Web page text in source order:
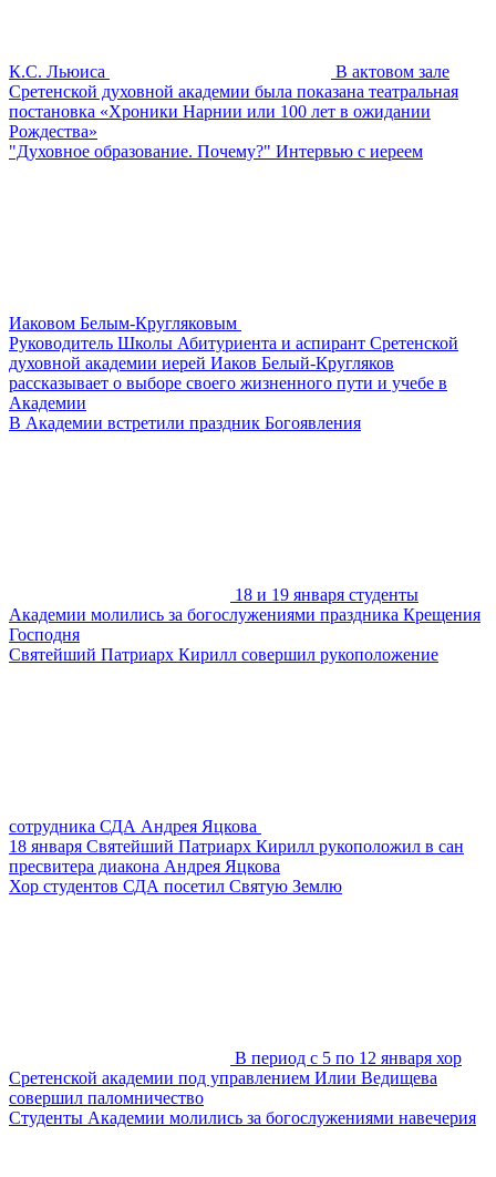
К.С. Льюиса
В актовом зале
Сретенской духовной академии была показана театральная
постановка «Хроники Нарнии или 100 лет в ожидании
Рождества»
"Духовное образование. Почему?" Интервью с иереем
Иаковом Белым-Кругляковым
Руководитель Школы Абитуриента и аспирант Сретенской
духовной академии иерей Иаков Белый-Кругляков
рассказывает о выборе своего жизненного пути и учебе в
Академии
В Академии встретили праздник Богоявления
18 и 19 января студенты
Академии молились за богослужениями праздника Крещения
Господня
Святейший Патриарх Кирилл совершил рукоположение
сотрудника СДА Андрея Яцкова
18 января Святейший Патриарх Кирилл рукоположил в сан
пресвитера диакона Андрея Яцкова
Хор студентов СДА посетил Святую Землю
В период с 5 по 12 января хор
Сретенской академии под управлением Илии Ведищева
совершил паломничество
Студенты Академии молились за богослужениями навечерия